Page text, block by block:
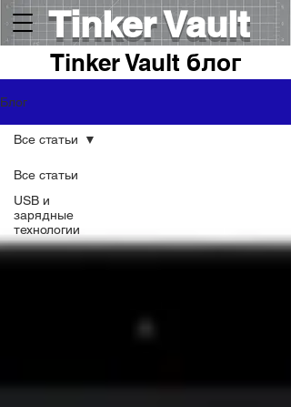
Tinker Vault
Tinker Vault блог
Блог
Все статьи
USB и
зарядные
технологии
Все статьи